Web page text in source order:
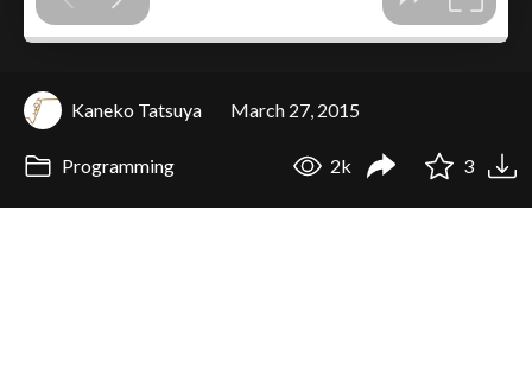
Kaneko Tatsuya March 27, 2015
Programming 2k 3